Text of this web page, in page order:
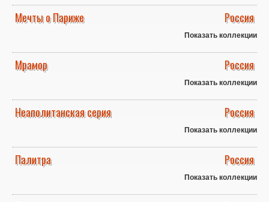
Мечты о Париже Россия
Показать коллекции
Мрамор Россия
Показать коллекции
Неаполитанская серия Россия
Показать коллекции
Палитра Россия
Показать коллекции